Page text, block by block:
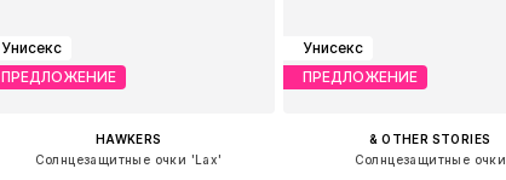
Унисекс
ПРЕДЛОЖЕНИЕ
HAWKERS
Солнцезащитные очки 'Lax'
Унисекс
ПРЕДЛОЖЕНИЕ
& OTHER STORIES
Солнцезащитные очки